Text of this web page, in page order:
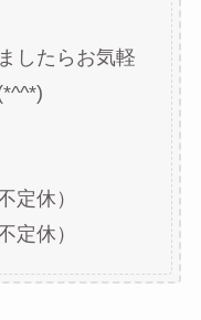
したらお気軽
定休）
休）